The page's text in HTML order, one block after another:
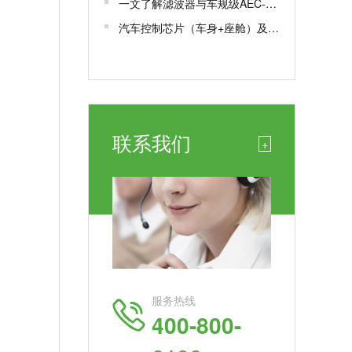
一文了解滤波器与车规级AEC-Q200认证
汽车控制芯片（车身+座舱）及车规芯片AEC-Q100测试认证
联系我们 +
服务热线
400-800-